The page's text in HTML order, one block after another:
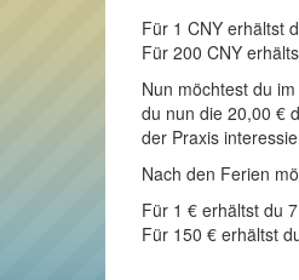
Für 1 CNY erhältst
Für 200 CNY
Nun möchtest du
du nun die 20,00 €
der Praxis
Nach den Ferien
Für 1 € erhältst du
Für 150 € erhältst